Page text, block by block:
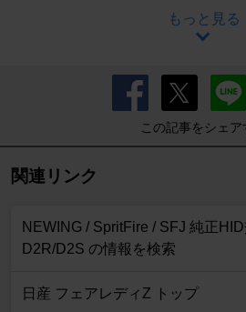
もっと見る
この記事をシェア
関連リンク
NEWING / SpritFire / SFJ 純正
D2R/D2S の情報を検索
日産 フェアレディZ トップ